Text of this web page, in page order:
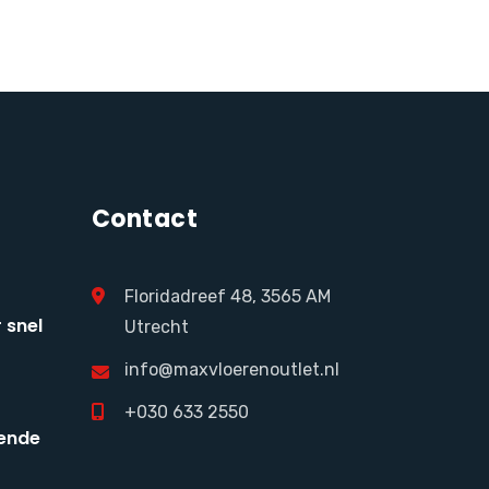
Contact
Floridadreef 48, 3565 AM
Utrecht
info@maxvloerenoutlet.nl
+030 633 2550